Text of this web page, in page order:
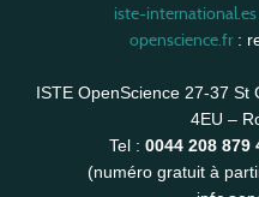
iste-international.es
openscience.fr:
ISTE OpenScience 27-37 St
4EU –
Tel : 0044 208 879
(numéro gratuit à